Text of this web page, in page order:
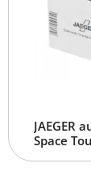
JAEGER
Space